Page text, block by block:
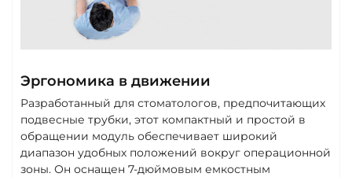
Эргономика в движении
Разработанный для стоматологов, предпочитающих
подвесные трубки, этот компактный и простой в
обращении модуль обеспечивает широкий
диапазон удобных положений вокруг операционной
зоны. Он оснащен 7-дюймовым емкостным